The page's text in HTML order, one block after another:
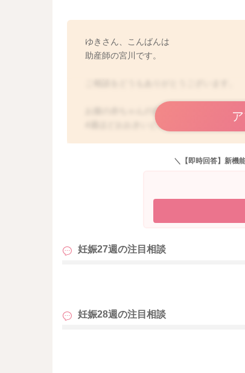
ゆきさん、こんばんは
助産師の宮川です。
お腹の赤ちゃんの頭が大きめだとお話が
4週ほどおおきいということもありますよ
またかかりつけの先生にもご相談なさっ
どうぞよろしくおねがいします。
＼【即時回答】新機
妊娠27週の注目相談
妊娠28週の注目相談